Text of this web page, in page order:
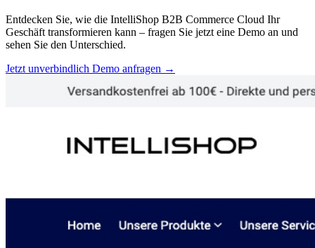
Entdecken Sie, wie die IntelliShop B2B Commerce Cloud Ihr
Geschäft transformieren kann – fragen Sie jetzt eine Demo an und
sehen Sie den Unterschied.
Jetzt unverbindlich Demo anfragen →